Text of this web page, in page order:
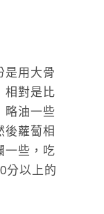
是用大骨
相對是比
略油一些
後蘿蔔相
一些，吃
分以上的